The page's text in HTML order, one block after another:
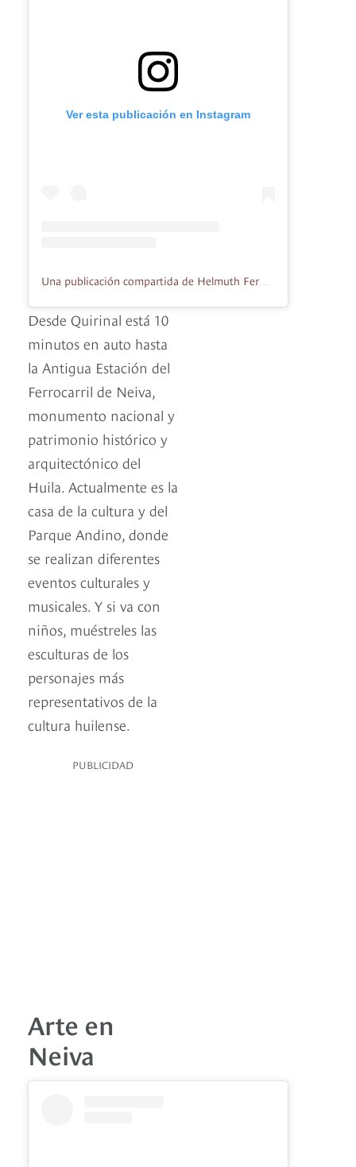
Ver esta publicación en Instagram
Desde Quirinal está 10
minutos en auto hasta
la Antigua Estación del
Ferrocarril de Neiva,
monumento nacional y
patrimonio histórico y
arquitectónico del
Huila. Actualmente es la
casa de la cultura y del
Parque Andino, donde
se realizan diferentes
eventos culturales y
musicales. Y si va con
niños, muéstreles las
esculturas de los
personajes más
representativos de la
cultura huilense.
PUBLICIDAD
Arte en
Neiva